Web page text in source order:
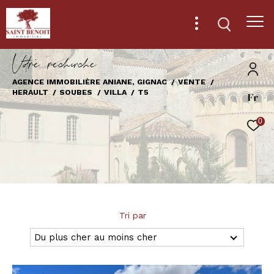
Fr
0
Vore recece
AGENCE IMMOBILIÈRE ANIANE, GIGNAC
VENTE
HERAULT
SOUBES VILLA T5
Tri par
Du plus cher au moins cher
Effectuer une recherche
et trouver le bien qui correspond à vos
critères
d'offre
Vente
bien